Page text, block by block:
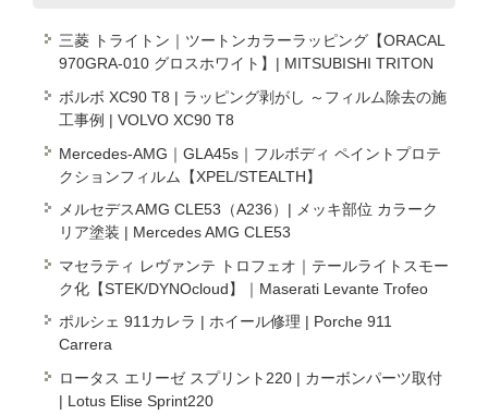
三菱 トライトン｜ツートンカラーラッピング【ORACAL
970GRA-010 グロスホワイト】| MITSUBISHI TRITON
ボルボ XC90 T8 | ラッピング剥がし ～フィルム除去の施
工事例 | VOLVO XC90 T8
Mercedes-AMG｜GLA45s｜フルボディ ペイントプロテ
クションフィルム【XPEL/STEALTH】
メルセデスAMG CLE53（A236）| メッキ部位 カラーク
リア塗装 | Mercedes AMG CLE53
マセラティ レヴァンテ トロフェオ｜テールライトスモー
ク化【STEK/DYNOcloud】｜Maserati Levante Trofeo
ポルシェ 911カレラ | ホイール修理 | Porche 911
Carrera
ロータス エリーゼ スプリント220 | カーボンパーツ取付
| Lotus Elise Sprint220